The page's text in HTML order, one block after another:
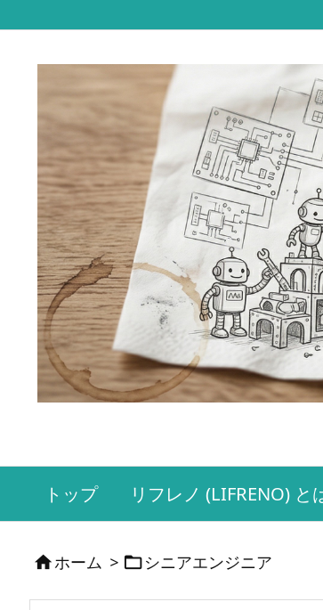
トップ リフレノ (LIFRENO) と
ホーム > シニアエンジニア